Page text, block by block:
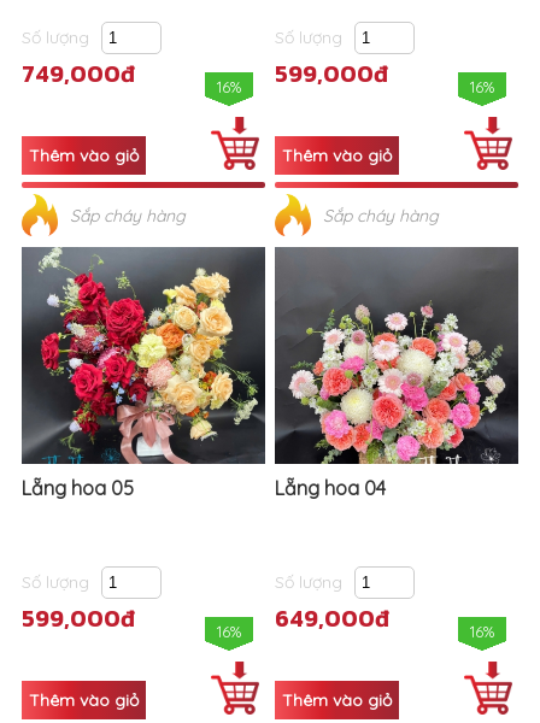
Số lượng
749,000đ 16%
Sắp cháy hàng
Số lượng
599,000đ 16%
Sắp cháy hàng
Lẵng hoa 05
Số lượng
599,000đ 16%
Lẵng hoa 04
Số lượng
649,000đ 16%